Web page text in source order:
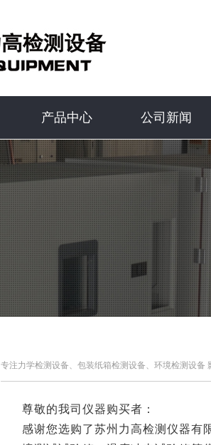
产品中心 公司新闻
专注力学检测设备、包装纸箱检测设备、环境检测设
尊敬的我司仪器购买者：
感谢您选购了苏州力高检测仪器有